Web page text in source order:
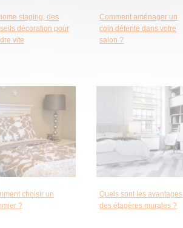
staging, des
décoration pour
vite
Comment aménager un
coin détente dans votre
salon ?
choisir un
?
Quels sont les avantages
des étagères murales ?